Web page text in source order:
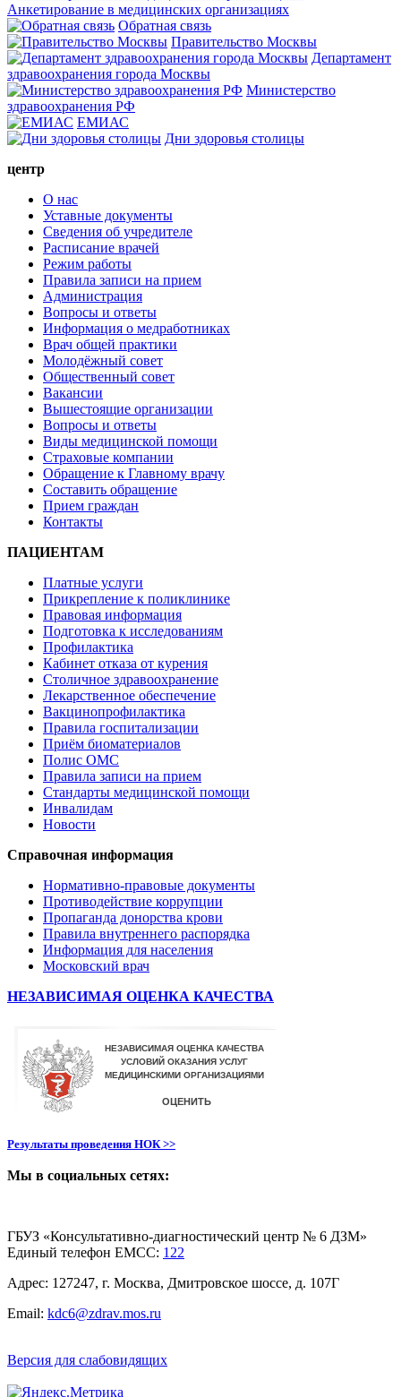
Анкетирование в медицинских организациях
Обратная связь
Правительство Москвы
Департамент
здравоохранения города Москвы
Министерство
здравоохранения РФ
ЕМИАС
Дни здоровья столицы
центр
О нас
Уставные документы
Cведения об учредителе
Расписание врачей
Режим работы
Правила записи на прием
Администрация
Вопросы и ответы
Информация о медработниках
Врач общей практики
Молодёжный совет
Общественный совет
Вакансии
Вышестоящие организации
Вопросы и ответы
Виды медицинской помощи
Страховые компании
Обращение к Главному врачу
Составить обращение
Прием граждан
Контакты
ПАЦИЕНТАМ
Платные услуги
Прикрепление к поликлинике
Правовая информация
Подготовка к исследованиям
Профилактика
Кабинет отказа от курения
Столичное здравоохранение
Лекарственное обеспечение
Вакцинопрофилактика
Правила госпитализации
Приём биоматериалов
Полис ОМС
Правила записи на прием
Стандарты медицинской помощи
Инвалидам
Новости
Справочная информация
Нормативно-правовые документы
Противодействие коррупции
Пропаганда донорства крови
Правила внутреннего распорядка
Информация для населения
Московский врач
НЕЗАВИСИМАЯ ОЦЕНКА КАЧЕСТВА
Результаты проведения НОК >>
Мы в социальных сетях:
ГБУЗ «Консультативно-диагностический центр № 6 ДЗМ»
Единый телефон ЕМСС: 122
Адрес: 127247, г. Москва, Дмитровское шоссе, д. 107Г
Email: kdc6@zdrav.mos.ru
Версия для слабовидящих